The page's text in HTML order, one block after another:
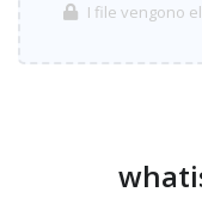
I file vengono